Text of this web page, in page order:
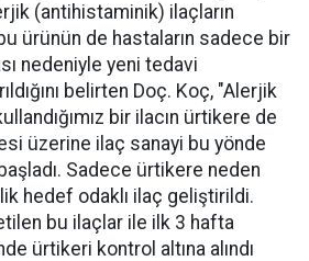
(antihistaminik) ilaçların
bu ürünün de hastaların sadece bir
nedeniyle yeni tedavi
belirten Doç. Koç, "Alerjik
bir ilacın ürtikere de
üzerine ilaç sanayi bu yönde
Sadece ürtikere neden
hedef odaklı ilaç geliştirildi.
bu ilaçlar ile ilk 3 hafta
ürtikeri kontrol altına alındı